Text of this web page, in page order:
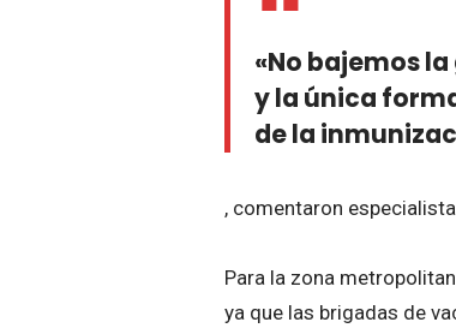
«No bajemos
y la única
de la
, comentaron
Para la zona
ya que las brigadas de